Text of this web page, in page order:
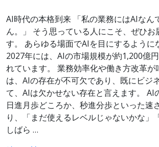
AI時代の本格到来 「私の業務にはAIなん
ん。」 そう思っている人にこそ、ぜひ
す。 あらゆる場面でAIを目にするように
2027年には、AIの市場規模が約1,200億
れています。 業務効率化や働き方改革が
は、AIの存在が不可欠であり、既にビジ
て、AIは欠かせない存在と言えます。 AI
日進月歩どころか、秒進分歩といった速
り、「まだ使えるレベルじゃないかな」
しばら …